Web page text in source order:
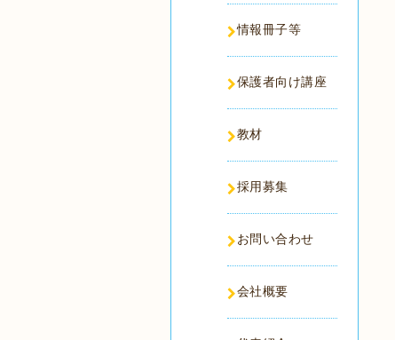
情報冊子等
保護者向け講座
教材
採用募集
お問い合わせ
会社概要